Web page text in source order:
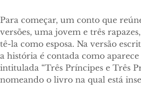
Para começar, um conto que
versões, uma jovem e três
tê-la como esposa. Na versão
a história é contada como
intitulada “Três Príncipes e Três
nomeando o livro na qual está